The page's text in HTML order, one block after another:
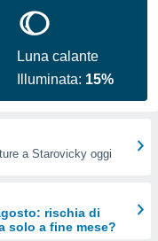
Luna calante
Illuminata: 15%
a Starovicky oggi
rischia di
solo a fine mese?